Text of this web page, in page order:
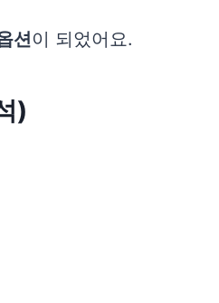
션이 되었어요.
)